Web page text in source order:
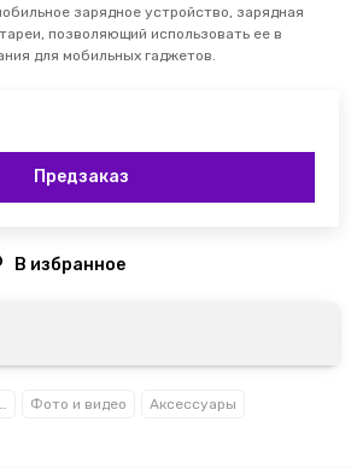
зарядное устройство, зарядная
позволяющий использовать ее в
для мобильных гаджетов.
Предзаказ
Квадрокоптеры и аксессуары Фото и видео Аксессуары